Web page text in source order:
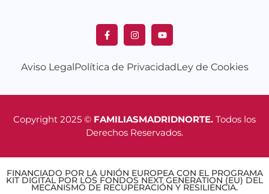
Aviso Legal Política de PrivacidadLey de Cookies
Copyright 2025 © FAMILIASMADRIDNORTE. Todos los
Derechos Reservados.
FINANCIADO POR LA UNIÓN EUROPEA CON EL PROGRAMA
KIT DIGITAL POR LOS FONDOS NEXT GENERATION (EU) DEL
MECANISMO DE RECUPERACIÓN Y RESILIENCIA.